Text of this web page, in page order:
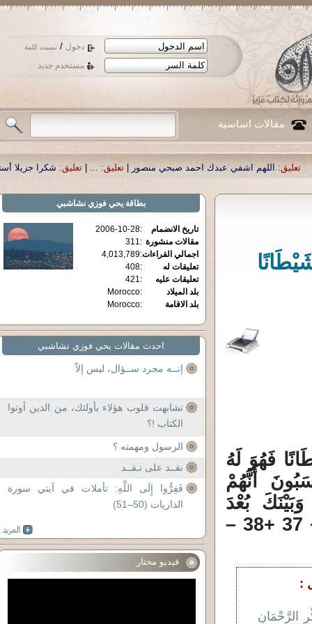
دخول / نسيت كلمة
مستخدم جديد
مقالات اساسية
عبدك احمد صبحي منصور تعليق: ...
| تعليق: شكرا جزيلا أستاذ حمد الحمد
فَهُوَ لَهُ
أَنَّهُمْ
وَبَيْنَكَ بُعْدَ
الْمَشْرِقَيْنِ فَبِئْسَ الْقَرِينُ(38) – الآيات : 36 + 37 +38 –
:
بطاقة يحي فوزي نشاشبي
تاريخ الانضمام :
2006-10-28
مقالات منشورة :
311
اجمالي القراءات:
4,013,789
تعليقات له
:
408
تعليقات عليه
:
421
بلد الميلاد
:
Morocco
بلد الاقامة
:
Morocco
احدث مقالات يحي فوزي نشاشبي
إنــه مجرد ســؤال، ليس إلاّ
تشابهت قلوب هؤلاء بأولئك، من الذين أوتوا
الكتاب !؟
الرسول ومهمته ؟
نقــد على نـقــد
فَفِرُّوا إِلَى اللَّهِ: تأملات في آيتي سورة
الذاريات (50–51)
فيديو مختار